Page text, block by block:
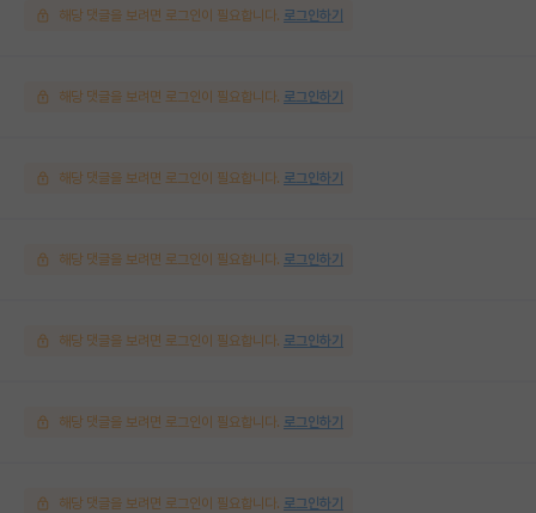
해당 댓글을 보려면 로그인이 필요합니다. 로그인하기
해당 댓글을 보려면 로그인이 필요합니다. 로그인하기
해당 댓글을 보려면 로그인이 필요합니다. 로그인하기
해당 댓글을 보려면 로그인이 필요합니다. 로그인하기
해당 댓글을 보려면 로그인이 필요합니다. 로그인하기
해당 댓글을 보려면 로그인이 필요합니다. 로그인하기
해당 댓글을 보려면 로그인이 필요합니다. 로그인하기